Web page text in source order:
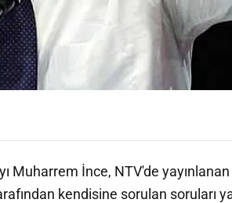
Muharrem İnce, NTV'de
kendisine sorulan soruları